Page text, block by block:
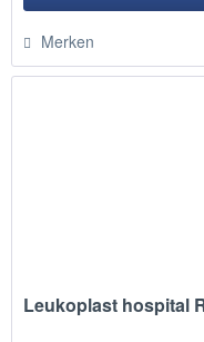
Merken
Leukoplast hospital